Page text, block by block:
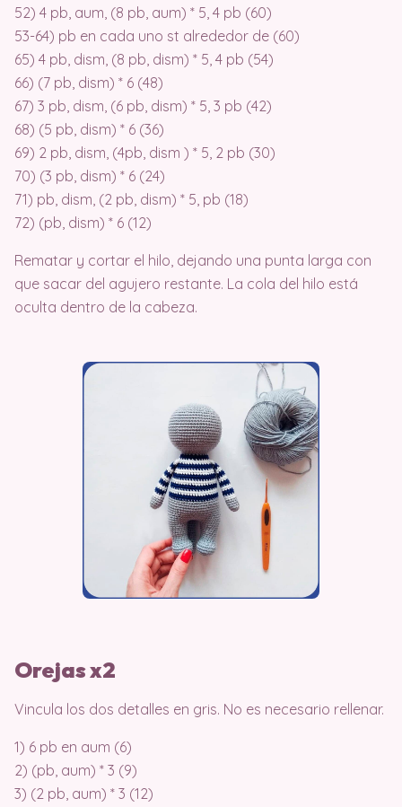
52) 4 pb, aum, (8 pb, aum) * 5, 4 pb (60)
53-64) pb en cada uno st alrededor de (60)
65) 4 pb, dism, (8 pb, dism) * 5, 4 pb (54)
66) (7 pb, dism) * 6 (48)
67) 3 pb, dism, (6 pb, dism) * 5, 3 pb (42)
68) (5 pb, dism) * 6 (36)
69) 2 pb, dism, (4pb, dism ) * 5, 2 pb (30)
70) (3 pb, dism) * 6 (24)
71) pb, dism, (2 pb, dism) * 5, pb (18)
72) (pb, dism) * 6 (12)
Rematar y cortar el hilo, dejando una punta larga con
que sacar del agujero restante. La cola del hilo está
oculta dentro de la cabeza.
Orejas x2
Vincula los dos detalles en gris. No es necesario rellenar.
1) 6 pb en aum (6)
2) (pb, aum) * 3 (9)
3) (2 pb, aum) * 3 (12)